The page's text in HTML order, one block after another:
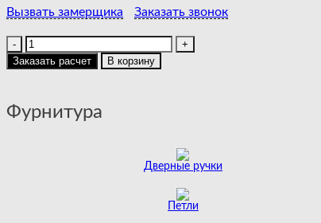
Вызвать замерщика Заказать звонок
Количество
товара
TRIVIA
|
Заказать расчет В корзину
Фурнитура
Дверные ручки
Петли